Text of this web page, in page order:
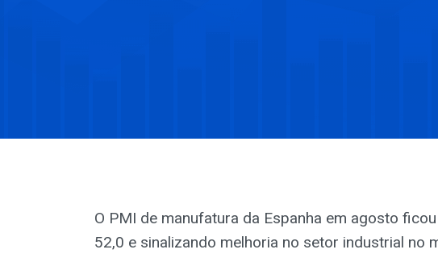
O PMI de manufatura da Espanha em agosto
52,0 e sinalizando melhoria no setor industrial no